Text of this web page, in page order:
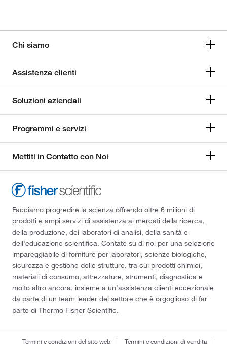
Chi siamo
Assistenza clienti
Soluzioni aziendali
Programmi e servizi
Mettiti in Contatto con Noi
Facciamo progredire la scienza offrendo oltre 6 milioni di
prodotti e ampi servizi di assistenza ai mercati della ricerca,
della produzione, dei laboratori di analisi, della sanità e
dell'educazione scientifica. Contate su di noi per una selezione
impareggiabile di forniture per laboratori, scienze biologiche,
sicurezza e gestione delle strutture, tra cui prodotti chimici,
materiali di consumo, attrezzature, strumenti, diagnostica e
molto altro ancora, insieme a un'assistenza clienti eccezionale
da parte di un team leader del settore che è orgoglioso di far
parte di Thermo Fisher Scientific.
Termini e condizioni del sito web Termini e condizioni di vendita